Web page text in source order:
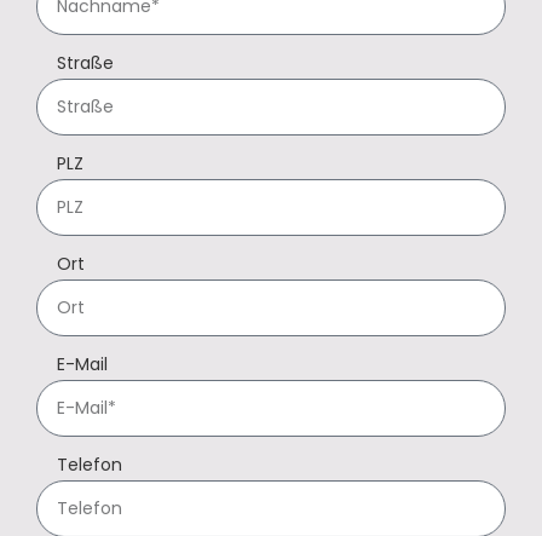
Straße
PLZ
Ort
E-Mail
Telefon